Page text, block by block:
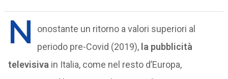
N
onostante un ritorno a valori superiori al
periodo pre-Covid (2019), la pubblicità
televisiva in Italia, come nel resto d’Europa,